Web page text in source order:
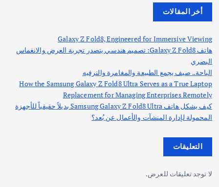
ف
ح
ا
ت
أخر المقالات
Galaxy Z Fold8, Engineered for Immersive Viewing
هاتف Galaxy Z Fold8: تصميم هندسي يتصدر تجربة العرض والانغماس
البصري
الباحة.. صيف يجمع الطبيعة والمغامرة والترفيه
How the Samsung Galaxy Z Fold8 Ultra Serves as a True Laptop
Replacement for Managing Enterprises Remotely
كيف يشكل هاتف Samsung Galaxy Z Fold8 Ultra بديلاً حقيقياً للأجهزة
المحمولة لإدارة المنشآت والأعمال عن بُعد؟
التعليقات
لا توجد تعليقات للعرض.